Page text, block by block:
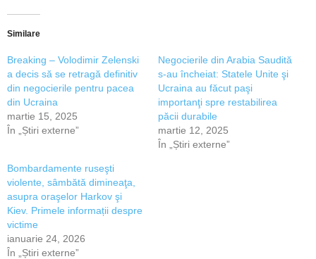
Similare
Breaking – Volodimir Zelenski
a decis să se retragă definitiv
din negocierile pentru pacea
din Ucraina
martie 15, 2025
În „Știri externe”
Negocierile din Arabia Saudită
s-au încheiat: Statele Unite şi
Ucraina au făcut paşi
importanţi spre restabilirea
păcii durabile
martie 12, 2025
În „Știri externe”
Bombardamente ruseşti
violente, sâmbătă dimineaţa,
asupra oraşelor Harkov şi
Kiev. Primele informații despre
victime
ianuarie 24, 2026
În „Știri externe”